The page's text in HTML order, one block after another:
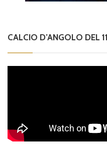
CALCIO D’ANGOLO DEL